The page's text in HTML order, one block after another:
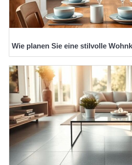
Wie planen Sie eine stilvolle